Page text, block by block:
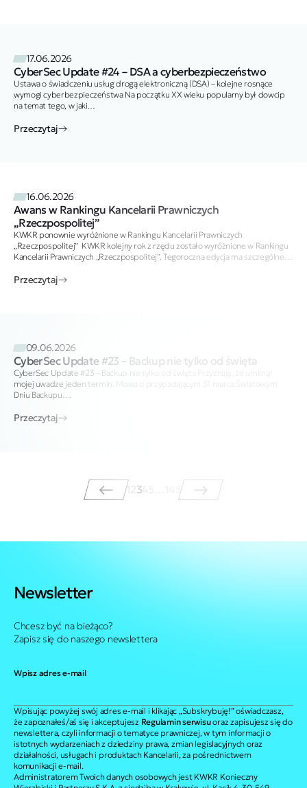
17.06.2026
CyberSec Update #24 – DSA a cyberbezpieczeństwo
Ustawa o świadczeniu usług drogą elektroniczną (DSA) – kolejne rosnące
wymogi cyberbezpieczeństwa Na początku XX wieku popularny był dowcip
na temat tego, w jaki…
Przeczytaj
16.06.2026
Awans w Rankingu Kancelarii Prawniczych
„Rzeczpospolitej”
KWKR ponownie wyróżnione w Rankingu Kancelarii Prawniczych
„Rzeczpospolitej” KWKR kolejny rok z rzędu zostało wyróżnione w Rankingu
Kancelarii Prawniczych „Rzeczpospolitej”. Tegoroczna edycja ma szczególne…
Przeczytaj
09.06.2026
CyberSec Update #23 – Backup nie tylko od święta
CyberSec Update #23 – Backup nie tylko od święta Przyznaję, że umknął
mojej uwadze jeden termin. Mowa o przypadającym 31 marca Światowym
Dniu Backupu….
Przeczytaj
12 34 145
Newsletter
Chcesz być na bieżąco?
Zapisz się do naszego newslettera
Wpisując powyżej swój adres e-mail i klikając „Subskrybuję!” oświadczasz,
że zapoznałeś/aś się i akceptujesz Regulamin serwisuoraz zapisujesz się do
newslettera, czyli informacji o tematyce prawniczej, w tym informacji o
istotnych wydarzeniach z dziedziny prawa, zmian legislacyjnych oraz
działalności, usługach i produktach Kancelarii, za pośrednictwem
komunikacji e-mail.
Administratorem Twoich danych osobowych jest KWKR Konieczny
Wpisz adres e-mail